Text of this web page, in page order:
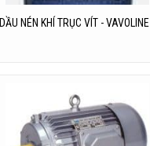
DẦU NÉN KHÍ TRỤC VÍT - VAVOLINE